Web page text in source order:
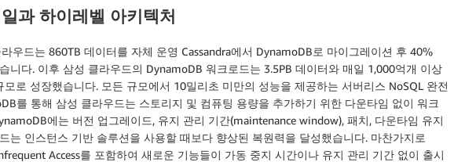
과 하이레벨 아키텍처
우드는 860TB 데이터를 자체 운영 Cassandra에서 DynamoDB로 마이그레이션 후 40%
니다. 이후 삼성 클라우드의 DynamoDB 워크로드는 3.5PB 데이터와 매일 1,000억개 이상
로 성장했습니다. 모든 규모에서 10밀리초 미만의 성능을 제공하는 서버리스 NoSQL 완전
를 통해 삼성 클라우드는 스토리지 및 컴퓨팅 용량을 추가하기 위한 다운타임 없이 워크
에는 버전 업그레이드, 유지 관리 기간(maintenance window), 패치, 다운타임 유지
는 인스턴스 기반 솔루션을 사용할 때보다 향상된 복원력을 달성했습니다. 마찬가지로
Access를 포함하여 새로운 기능들이 가동 중지 시간이나 유지 관리 기간 없이 출시